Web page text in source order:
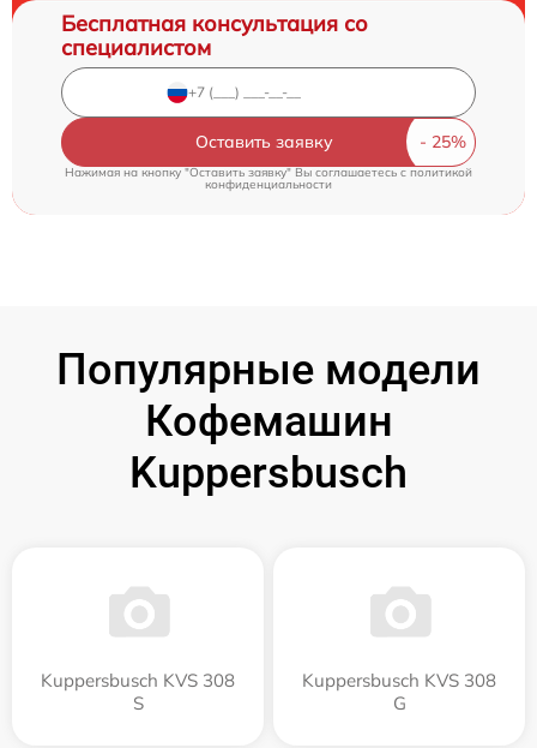
Бесплатная консультация со
специалистом
Оставить заявку
Нажимая на кнопку "Оставить заявку" Вы соглашаетесь cполитикой
конфиденциальности
Популярные модели
Кофемашин
Kuppersbusch
Kuppersbusch KVS 308
S
Kuppersbusch KVS 308
G